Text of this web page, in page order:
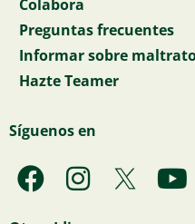
Colabora
Preguntas frecuentes
Informar sobre
Hazte Teamer
Síguenos en
F
a
I
n
Y
o